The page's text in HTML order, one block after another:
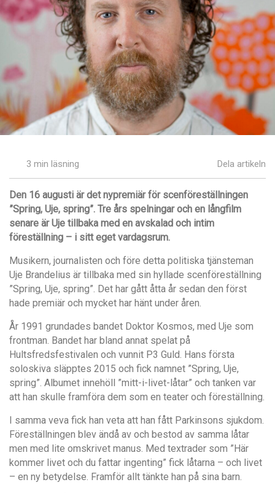
3 min läsning Dela artikeln
Den 16 augusti är det nypremiär för scenföreställningen
”Spring, Uje, spring”. Tre års spelningar och en långfilm
senare är Uje tillbaka med en avskalad och intim
föreställning – i sitt eget vardagsrum.
Musikern, journalisten och före detta politiska tjänsteman
Uje Brandelius är tillbaka med sin hyllade scenföreställning
”Spring, Uje, spring”. Det har gått åtta år sedan den först
hade premiär och mycket har hänt under åren.
År 1991 grundades bandet Doktor Kosmos, med Uje som
frontman. Bandet har bland annat spelat på
Hultsfredsfestivalen och vunnit P3 Guld. Hans första
soloskiva släpptes 2015 och fick namnet ”Spring, Uje,
spring”. Albumet innehöll ”mitt-i-livet-låtar” och tanken var
att han skulle framföra dem som en teater och föreställning.
I samma veva fick han veta att han fått Parkinsons sjukdom.
Föreställningen blev ändå av och bestod av samma låtar
men med lite omskrivet manus. Med textrader som ”Här
kommer livet och du fattar ingenting” fick låtarna – och livet
– en ny betydelse. Framför allt tänkte han på sina barn.